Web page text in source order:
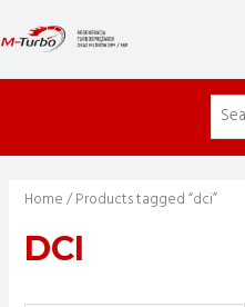
to
Home/ Products tagged “dci”
DCI